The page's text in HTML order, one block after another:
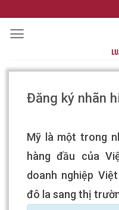
to
content
Đăng ký nhãn
Mỹ là một trong
hàng đầu của
doanh nghiệp
đô la sang thị